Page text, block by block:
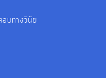
บทางวินัย